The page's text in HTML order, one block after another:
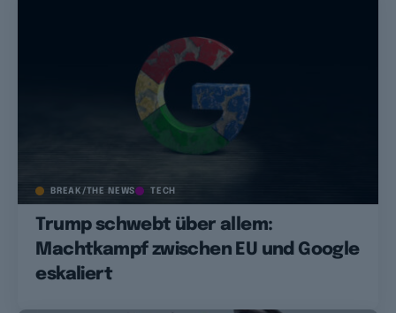
BREAK/THE NEWS TECH
Trump schwebt über allem:
Machtkampf zwischen EU und Google
eskaliert